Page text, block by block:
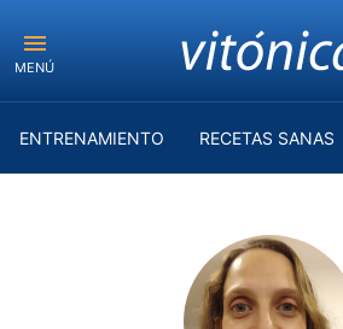
MENÚ
ENTRENAMIENTO RECETAS SANAS